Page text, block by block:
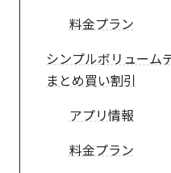
料金プラン
シンプルボリューム
まとめ買い割引
アプリ情報
料金プラン